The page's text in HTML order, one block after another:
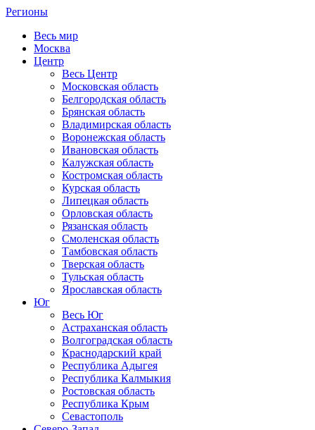
Регионы
Весь мир
Москва
Центр
Весь Центр
Московская область
Белгородская область
Брянская область
Владимирская область
Воронежская область
Ивановская область
Калужская область
Костромская область
Курская область
Липецкая область
Орловская область
Рязанская область
Смоленская область
Тамбовская область
Тверская область
Тульская область
Ярославская область
Юг
Весь Юг
Астраханская область
Волгоградская область
Краснодарский край
Республика Адыгея
Республика Калмыкия
Ростовская область
Республика Крым
Севастополь